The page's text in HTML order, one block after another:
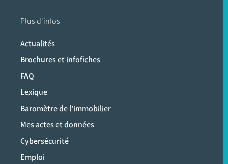
Plus d'infos
Actualités
Brochures et infofiches
FAQ
Lexique
Baromètre de l'immobilier
Mes actes et données
Cybersécurité
Emploi